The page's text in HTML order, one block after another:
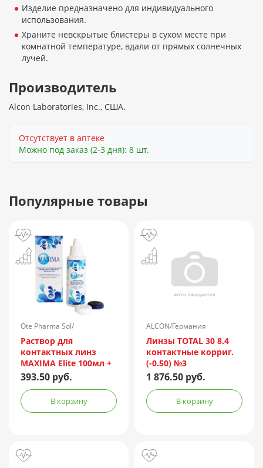
Изделие предназначено для индивидуального
использования.
Храните невскрытые блистеры в сухом месте при
комнатной температуре, вдали от прямых солнечных
лучей.
Производитель
Alcon Laboratories, Inc., США.
Отсутствует в аптеке
Можно под заказ (2-3 дня): 8 шт.
Популярные товары
Ote Pharma Sol/
Нидерланды
Раствор для
контактных линз
MAXIMA Elite 100мл +
контейнер
393.50 руб.
В корзину
ALCON/Германия
Линзы TOTAL 30 8.4
контактные корриг.
(-0.50) №3
1 876.50 руб.
В корзину